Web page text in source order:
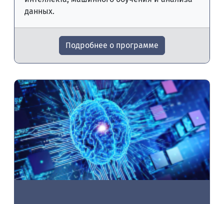
данных.
Подробнее о программе